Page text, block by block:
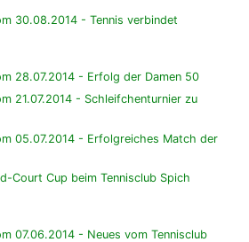
30.08.2014 - Tennis verbindet
28.07.2014 - Erfolg der Damen 50
21.07.2014 - Schleifchenturnier zu
05.07.2014 - Erfolgreiches Match der
Court Cup beim Tennisclub Spich
07.06.2014 - Neues vom Tennisclub